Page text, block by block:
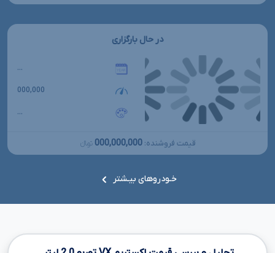
در حال بارگزاری
...
000,000
...
قیمت فروشنده: 000,000,000 تومانءءء
خـودروهای بیـشتر